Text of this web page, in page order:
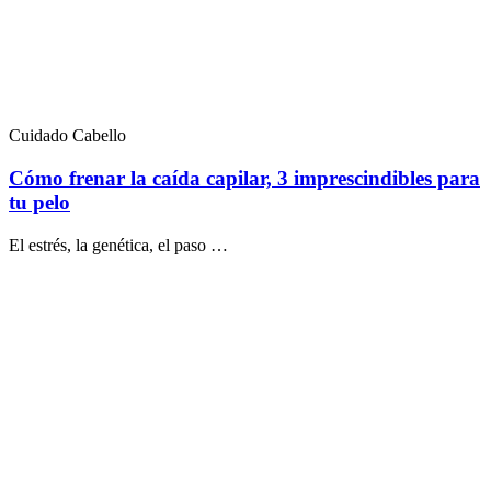
Cuidado Cabello
Cómo frenar la caída capilar, 3 imprescindibles para
tu pelo
El estrés, la genética, el paso …